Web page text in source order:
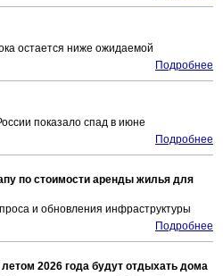
остается ниже ожидаемой
Подробнее
показало спад в июне
Подробнее
по стоимости аренды жилья для
и обновления инфраструктуры
Подробнее
2026 года будут отдыхать дома